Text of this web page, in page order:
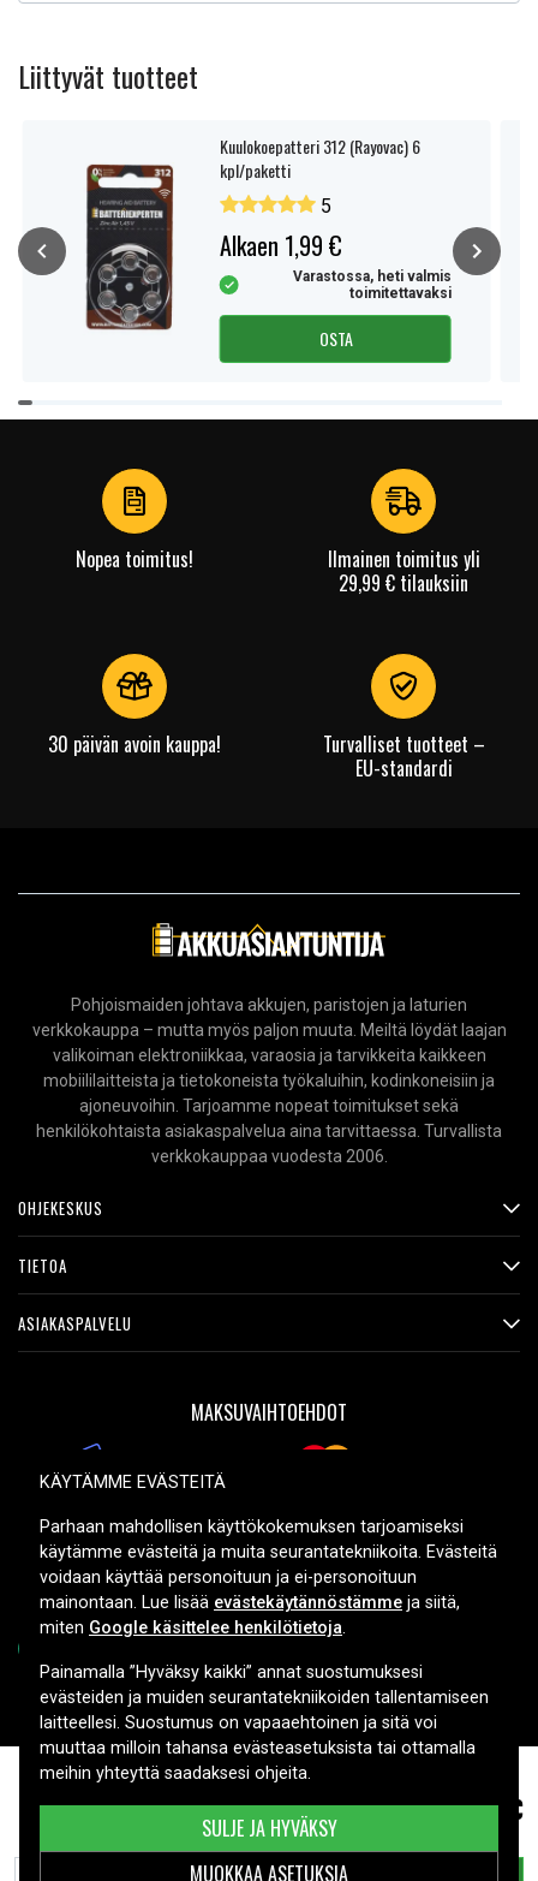
Liittyvät tuotteet
Kuulokoepatteri 312 (Rayovac) 6
kpl/paketti
5
Alkaen 1,99 €
Varastossa, heti valmis
toimitettavaksi
OSTA
Item
1
GP 192-C10 LR41 nappiparisto - 10 Kpl 5,99 €
Nopea toimitus!
Ilmainen toimitus yli
29,99 € tilauksiin
30 päivän avoin kauppa!
Turvalliset tuotteet –
EU-standardi
Pohjoismaiden johtava akkujen, paristojen ja laturien
verkkokauppa – mutta myös paljon muuta. Meiltä löydät laajan
valikoiman elektroniikkaa, varaosia ja tarvikkeita kaikkeen
mobiililaitteista ja tietokoneista työkaluihin, kodinkoneisiin ja
ajoneuvoihin. Tarjoamme nopeat toimitukset sekä
henkilökohtaista asiakaspalvelua aina tarvittaessa. Turvallista
verkkokauppaa vuodesta 2006.
OHJEKESKUS
TIETOA
ASIAKASPALVELU
MAKSUVAIHTOEHDOT
TOIMITUSVAIHTOEHDOT
Copyright © 2026, Spares Nordic AB
KÄYTÄMME EVÄSTEITÄ
Parhaan mahdollisen käyttökokemuksen tarjoamiseksi
käytämme evästeitä ja muita seurantatekniikoita. Evästeitä
voidaan käyttää personoituun ja ei-personoituun
mainontaan. Lue lisää evästekäytännöstämme ja siitä,
miten Google käsittelee henkilötietoja.
Painamalla ”Hyväksy kaikki” annat suostumuksesi
evästeiden ja muiden seurantatekniikoiden tallentamiseen
laitteellesi. Suostumus on vapaaehtoinen ja sitä voi
muuttaa milloin tahansa evästeasetuksista tai ottamalla
meihin yhteyttä saadaksesi ohjeita.
MUOKKAA ASETUKSIA
SULJE JA HYVÄKSY